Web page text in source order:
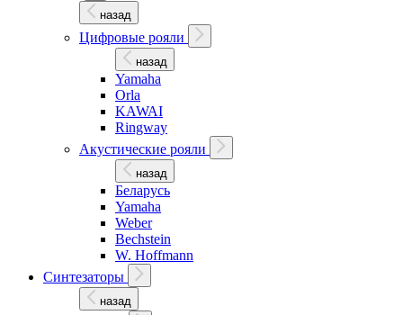
назад
Цифровые рояли
назад
Yamaha
Orla
KAWAI
Ringway
Акустические рояли
назад
Беларусь
Yamaha
Weber
Bechstein
W. Hoffmann
Синтезаторы
назад